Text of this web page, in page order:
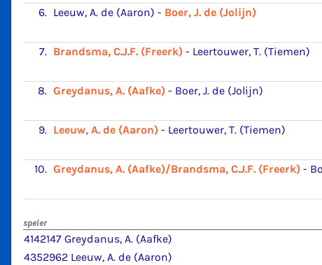
6. Leeuw, A. de (Aaron) - Boer, J. de (Jolijn)
7. Brandsma, C.J.F. (Freerk) - Leertouwer, T. (Tiemen)
8. Greydanus, A. (Aafke) - Boer, J. de (Jolijn)
9. Leeuw, A. de (Aaron) - Leertouwer, T. (Tiemen)
10. Greydanus, A. (Aafke)/Brandsma, C.J.F. (Freerk) -
speler
4142147 Greydanus, A. (Aafke)
4352962 Leeuw, A. de (Aaron)